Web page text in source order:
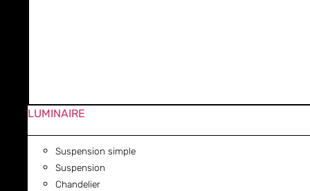
LUMINAIRE
Suspension simple
Suspension
Chandelier